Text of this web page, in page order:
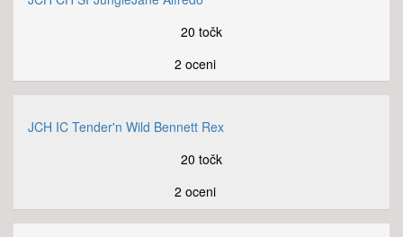
20 točk
2 oceni
JCH IC Tender'n Wild Bennett Rex
20 točk
2 oceni